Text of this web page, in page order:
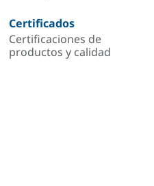
Certificados
Certificaciones de
productos y calidad